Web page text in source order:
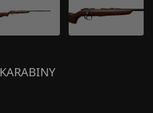
KARABINY